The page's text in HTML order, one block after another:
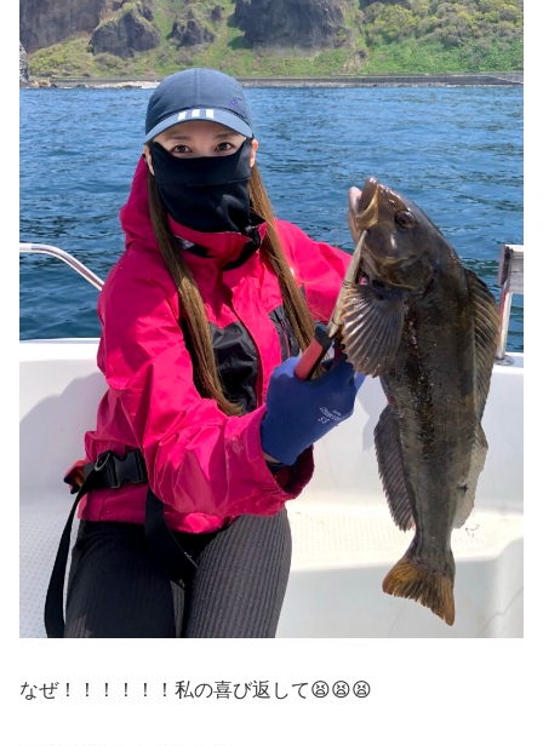
なぜ！！！！！！私の喜び返して😫😫😫